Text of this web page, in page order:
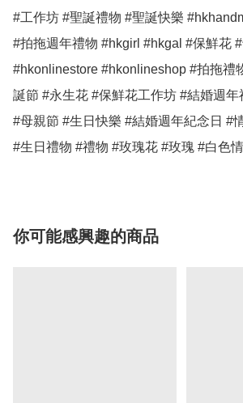
#工作坊 #聖誕禮物 #聖誕快樂
#拍拖週年禮物 #hkgirl #hkgal #保鮮花
#hkonlinestore #hkonlineshop #拍拖禮
誕節 #永生花 #保鮮花工作坊 #結婚週年
#母親節 #生日快樂 #結婚週年紀念日 #
#生日禮物 #禮物 #玫瑰花 #玫瑰 #白色
你可能感興趣的商品